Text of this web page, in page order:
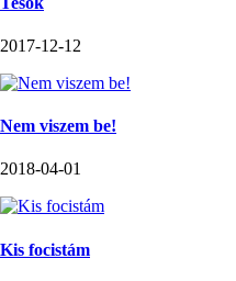
2017-12-12
Nem viszem be!
2018-04-01
Kis focistám